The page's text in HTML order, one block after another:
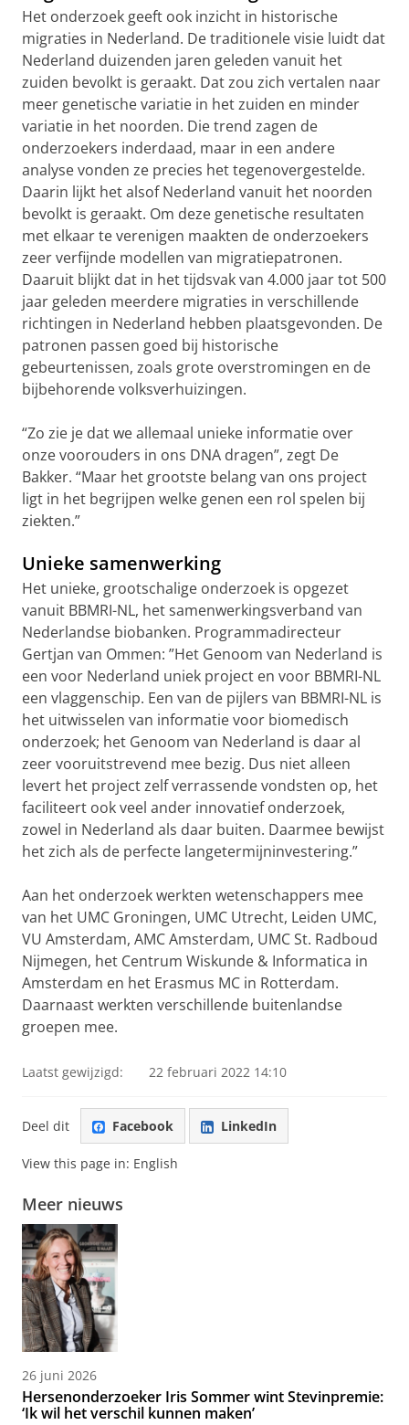
Het onderzoek geeft ook inzicht in historische
migraties in Nederland. De traditionele visie luidt dat
Nederland duizenden jaren geleden vanuit het
zuiden bevolkt is geraakt. Dat zou zich vertalen naar
meer genetische variatie in het zuiden en minder
variatie in het noorden. Die trend zagen de
onderzoekers inderdaad, maar in een andere
analyse vonden ze precies het tegenovergestelde.
Daarin lijkt het alsof Nederland vanuit het noorden
bevolkt is geraakt. Om deze genetische resultaten
met elkaar te verenigen maakten de onderzoekers
zeer verfijnde modellen van migratiepatronen.
Daaruit blijkt dat in het tijdsvak van 4.000 jaar tot 500
jaar geleden meerdere migraties in verschillende
richtingen in Nederland hebben plaatsgevonden. De
patronen passen goed bij historische
gebeurtenissen, zoals grote overstromingen en de
bijbehorende volksverhuizingen.
“Zo zie je dat we allemaal unieke informatie over
onze voorouders in ons DNA dragen”, zegt De
Bakker. “Maar het grootste belang van ons project
ligt in het begrijpen welke genen een rol spelen bij
ziekten.”
Unieke samenwerking
Het unieke, grootschalige onderzoek is opgezet
vanuit BBMRI-NL, het samenwerkingsverband van
Nederlandse biobanken. Programmadirecteur
Gertjan van Ommen: ”Het Genoom van Nederland is
een voor Nederland uniek project en voor BBMRI-NL
een vlaggenschip. Een van de pijlers van BBMRI-NL is
het uitwisselen van informatie voor biomedisch
onderzoek; het Genoom van Nederland is daar al
zeer vooruitstrevend mee bezig. Dus niet alleen
levert het project zelf verrassende vondsten op, het
faciliteert ook veel ander innovatief onderzoek,
zowel in Nederland als daar buiten. Daarmee bewijst
het zich als de perfecte langetermijninvestering.”
Aan het onderzoek werkten wetenschappers mee
van het UMC Groningen, UMC Utrecht, Leiden UMC,
VU Amsterdam, AMC Amsterdam, UMC St. Radboud
Nijmegen, het Centrum Wiskunde & Informatica in
Amsterdam en het Erasmus MC in Rotterdam.
Daarnaast werkten verschillende buitenlandse
groepen mee.
Laatst gewijzigd: 22 februari 2022 14:10
Deel dit Facebook LinkedIn
View this page in: English
Meer nieuws
26 juni 2026
Hersenonderzoeker Iris Sommer wint Stevinpremie:
‘Ik wil het verschil kunnen maken’